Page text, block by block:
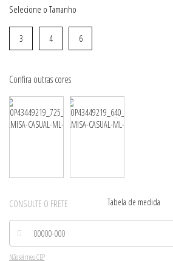
Tamanho
3 4 6
CONSULTE O FRETE Tabela de medida
Não sei meu CEP